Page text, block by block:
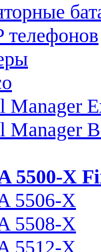
телефонов
Manager
Manager
5500-X
5506-X
5508-X
5512-X